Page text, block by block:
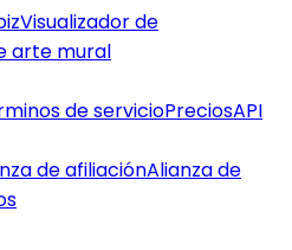
Visualizador de
arte mural
de servicioPreciosAPI
de afiliaciónAlianza de